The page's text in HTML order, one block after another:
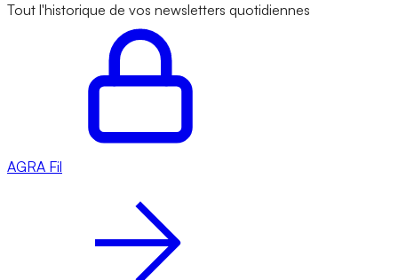
Tout l'historique de vos newsletters quotidiennes
AGRA Fil